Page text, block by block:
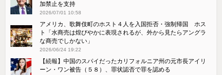
加禁止を支持
2026/07/01 10:58
アメリカ、歌舞伎町のホスト４人を入国拒否・強制帰国 ホス
ト「水商売は煌びやかに表現されるが、外から見たらアングラ
な商売でしかない」
2026/06/24 19:22
【続報】中国のスパイだったカリフォルニア州の元市長アイリ
ーン・ワン被告（５８）、罪状認否で罪を認める